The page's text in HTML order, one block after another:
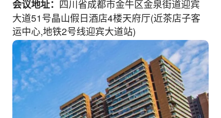
会议地址： 四川省成都市金牛区金泉街道迎宾
大道51号晶山假日酒店4楼天府厅(近茶店子客
运中心,地铁2号线迎宾大道站)